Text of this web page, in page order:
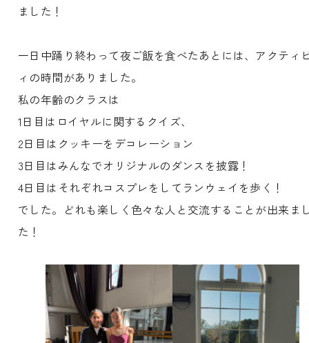
ました！
一日中踊り終わって夜ご飯を食べたあとには、アクティ
ィの時間がありました。
私の年齢のクラスは
1日目はロイヤルに関するクイズ、
2日目はクッキーをデコレーション
3日目はみんなでオリジナルのダンスを披露！
4日目はそれぞれコスプレをしてランウェイを歩く！
でした。どれも楽しく色々な人と交流することが出来ま
た！